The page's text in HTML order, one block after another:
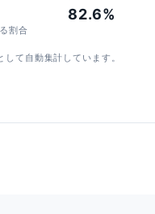
割合
82.6%
て自動集計しています。